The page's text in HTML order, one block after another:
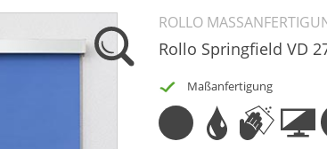
ROLLO
Rollo Springfield VD
Maßanfertigung